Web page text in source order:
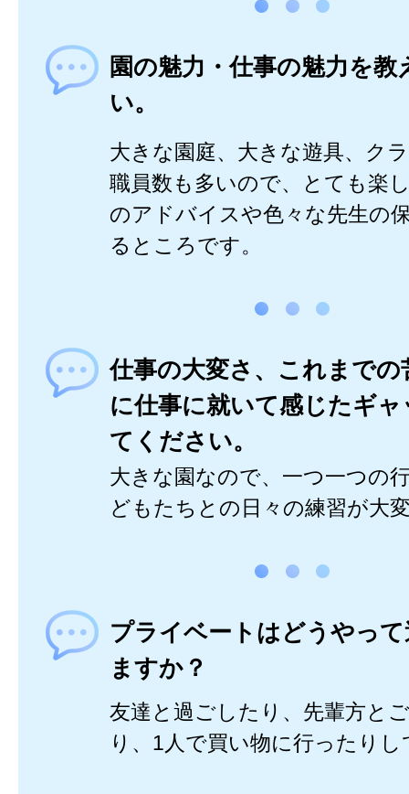
園の魅力・仕事の魅力を教
い。
大きな園庭、大きな遊具、ク
職員数も多いので、とても楽
のアドバイスや色々な先生の
るところです。
仕事の大変さ、これまでの
に仕事に就いて感じたギ
てください。
大きな園なので、一つ一つの
どもたちとの日々の練習が大
プライベートはどうやっ
ますか？
友達と過ごしたり、先輩方と
り、1人で買い物に行ったり